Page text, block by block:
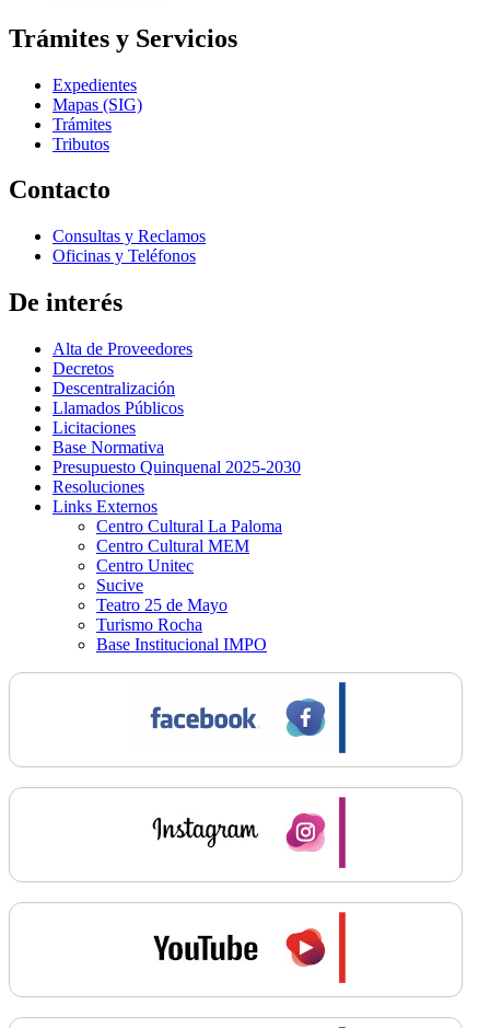
Trámites y Servicios
Expedientes
Mapas (SIG)
Trámites
Tributos
Contacto
Consultas y Reclamos
Oficinas y Teléfonos
De interés
Alta de Proveedores
Decretos
Descentralización
Llamados Públicos
Licitaciones
Base Normativa
Presupuesto Quinquenal 2025-2030
Resoluciones
Links Externos
Centro Cultural La Paloma
Centro Cultural MEM
Centro Unitec
Sucive
Teatro 25 de Mayo
Turismo Rocha
Base Institucional IMPO